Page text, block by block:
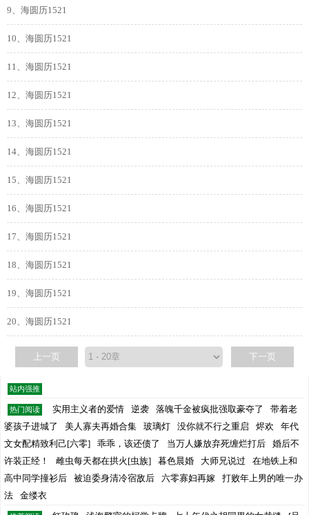
9、海圆历1521
10、海圆历1521
11、海圆历1521
12、海圆历1521
13、海圆历1521
14、海圆历1521
15、海圆历1521
16、海圆历1521
17、海圆历1521
18、海圆历1521
19、海圆历1521
20、海圆历1521
上一页 下一页
站内强推
热门阅读 实用主义者的爱情 逆袭 落魄千金被疯批强取豪夺了
带着老
婆孩子进城了
美人寡夫再婚合集 玻璃灯 没你就不行之重启 烬欢
年代
文女配精致利己[六零]
乖乖，该还债了 当万人嫌放弃死缠烂打后
婚后不
许装正经！
雌虫每天都在拱火[虫族] 暮色晨婚 大师兄说过
在地铁上和
高中同学撞衫后
被迫委身清冷宿敌后 六零寡妇再嫁
打败年上男的唯一办
法
金缕衣